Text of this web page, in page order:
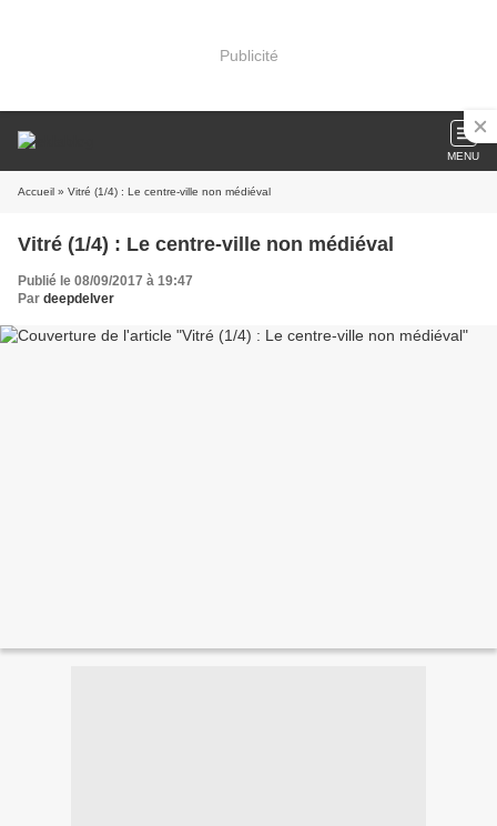
Publicité
MENU
Accueil » Vitré (1/4) : Le centre-ville non médiéval
Vitré (1/4) : Le centre-ville non médiéval
Publié le 08/09/2017 à 19:47
Par deepdelver